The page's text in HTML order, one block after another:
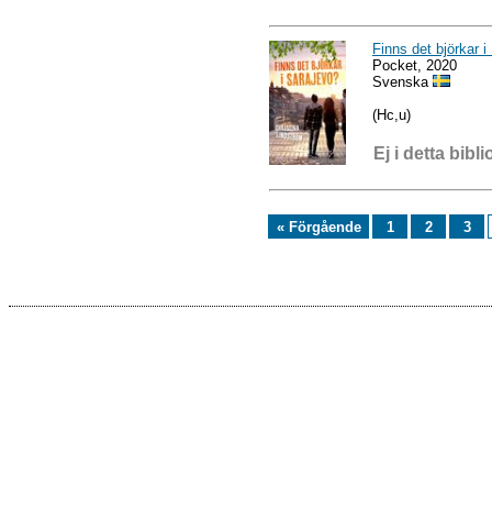
Finns det björkar i
Pocket, 2020
Svenska
(Hc,u)
Ej i detta
« Förgående 1 2 3